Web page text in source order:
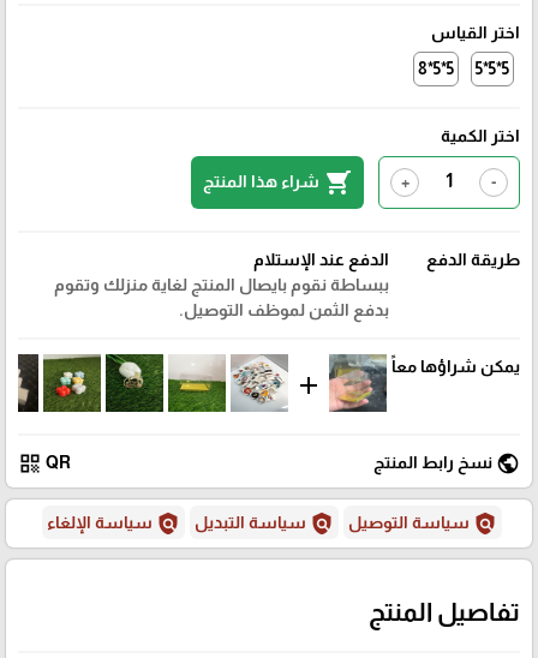
اختر القياس
5*5*5
5*5*8
اختر الكمية
-
+
shopping_cart شراء هذا المنتج
طريقة الدفع
الدفع عند الإستلام
ببساطة نقوم بايصال المنتج لغاية منزلك وتقوم
بدفع الثمن لموظف التوصيل.
يمكن شراؤها معاً
add
public نسخ رابط المنتج QR
qr_code
policy سياسة التوصيل policy سياسة التبديل policy سياسة الإلغاء
تفاصيل المنتج